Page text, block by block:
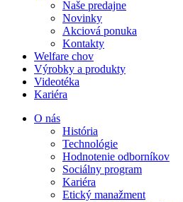
Naše predajne
Novinky
Akciová ponuka
Kontakty
Welfare chov
Výrobky a produkty
Videotéka
Kariéra
O nás
História
Technológie
Hodnotenie odborníkov
Sociálny program
Kariéra
Etický manažment